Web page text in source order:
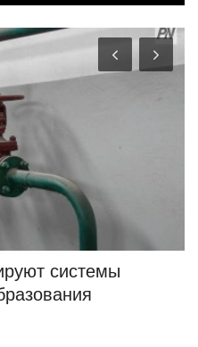
системы